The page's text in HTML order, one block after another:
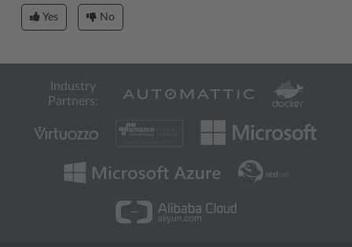
Yes No
Industry
Partners: